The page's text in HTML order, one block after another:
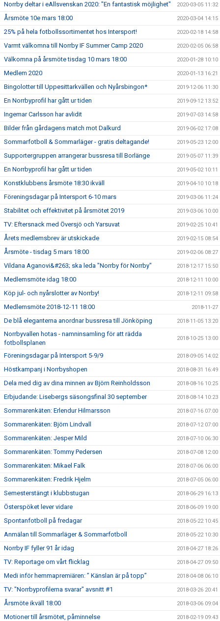
Norrby deltar i eAllsvenskan 2020: "En fantastisk möjlighet" 2020-03-05 11:32
Årsmöte 10e mars 18:00 2020-03-04 14:15
25% på hela fotbollssortimentet hos Intersport! 2020-02-18 14:58
Varmt välkomna till Norrby IF Summer Camp 2020 2020-02-05 06:58
Välkomna på årsmöte tisdag 10 mars 18:00 2020-01-28 10:10
Medlem 2020 2020-01-13 16:21
Bingolotter till Uppesittarkvällen och Nyårsbingon* 2019-12-06 11:30
En Norrbyprofil har gått ur tiden 2019-09-12 13:52
Ingemar Carlsson har avlidit 2019-07-03 14:58
Bilder från gårdagens match mot Dalkurd 2019-06-02 17:08
Sommarfotboll & Sommarläger - gratis deltagande! 2019-05-23 12:00
Supportergruppen arrangerar bussresa till Borlänge 2019-05-07 11:39
En Norrbyprofil har gått ur tiden 2019-05-02 10:11
Konstklubbens årsmöte 18:30 ikväll 2019-04-10 10:18
Föreningsdagar på Intersport 6-10 mars 2019-03-06 11:24
Stabilitet och effektivitet på årsmötet 2019 2019-03-06 10:00
TV: Eftersnack med Översjö och Yarsuvat 2019-02-25 10:41
Årets medlemsbrev är utskickade 2019-02-15 08:54
Årsmöte - tisdag 5 mars 18:00 2019-02-06 08:27
Vildana Aganovi&#263; ska leda "Norrby för Norrby" 2018-12-17 15:50
Medlemsmöte idag 18:00 2018-12-11 10:00
Köp jul- och nyårslotter av Norrby! 2018-12-11 09:58
Medlemsmöte 2018-12-11 18:00 2018-11-27
De blå eleganterna anordnar bussresa till Jönköping 2018-11-05 13:20
Norrbyvallen hotas - namninsamling för att rädda
fotbollsplanen
2018-10-25 13:00
Föreningsdagar på Intersport 5-9/9 2018-09-05 14:02
Höstkampanj i Norrbyshopen 2018-08-31 16:49
Dela med dig av dina minnen av Björn Reinholdsson 2018-08-16 10:25
Erbjudande: Lisebergs säsongsfinal 30 september 2018-08-14 10:23
Sommarenkäten: Erlendur Hilmarsson 2018-07-16 07:00
Sommarenkäten: Björn Lindvall 2018-07-12 07:00
Sommarenkäten: Jesper Mild 2018-07-10 06:30
Sommarenkäten: Tommy Pedersen 2018-07-08 12:00
Sommarenkäten: Mikael Falk 2018-07-06 06:00
Sommarenkäten: Fredrik Hjelm 2018-07-05 06:00
Semesterstängt i klubbstugan 2018-06-29 16:13
Österspöket lever vidare 2018-06-09 19:00
Spontanfotboll på fredagar 2018-05-22 10:45
Anmälan till Sommarläger & Sommarfotboll 2018-05-22 10:30
Norrby IF fyller 91 år idag 2018-04-27 18:26
TV: Reportage om vårt flicklag 2018-04-27 09:50
Medi inför hemmapremiären: ” Känslan är på topp” 2018-04-08 06:10
TV: "Norrbyprofilerna svarar" avsnitt #1 2018-03-26 20:41
Årsmöte ikväll 18:00 2018-03-06 09:04
Motioner till årsmötet, påminnelse 2018-02-19 09:43